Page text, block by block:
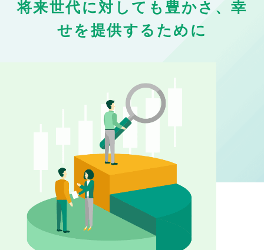
将来世代に対しても豊かさ、 幸
せを提供するために